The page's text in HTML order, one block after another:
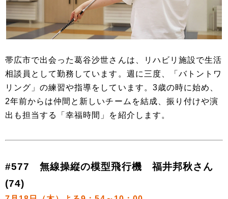
帯広市で出会った葛谷沙世さんは、リハビリ施設で生活
相談員として勤務しています。週に三度、「バトントワ
リング」の練習や指導をしています。3歳の時に始め、
2年前からは仲間と新しいチームを結成、振り付けや演
出も担当する「幸福時間」を紹介します。
#577 無線操縦の模型飛行機 福井邦秋さん
(74)